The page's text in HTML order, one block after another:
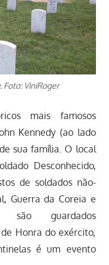
ViniRoger
mais famosos
Kennedy (ao lado
sua família. O local
Desconhecido,
de soldados não-
Guerra da Coreia e
são guardados
Honra do exército,
é um evento